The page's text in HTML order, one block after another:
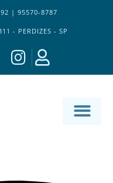
| 95570-8787
- PERDIZES - SP